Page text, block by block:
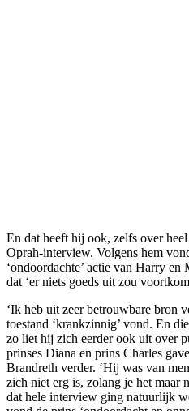
En dat heeft hij ook, zelfs over
Oprah-interview. Volgens hem
‘ondoordachte’ actie van Harry
dat ‘er niets goeds uit zou
‘Ik heb uit zeer betrouwbare bron
toestand ‘krankzinnig’ vond. En
zo liet hij zich eerder ook uit over
prinses Diana en prins Charles
Brandreth verder. ‘Hij was van
zich niet erg is, zolang je het maar
dat hele interview ging natuurlijk